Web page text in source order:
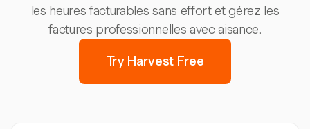
les heures facturables sans effort et gérez les
factures professionnelles avec aisance.
Try Harvest Free